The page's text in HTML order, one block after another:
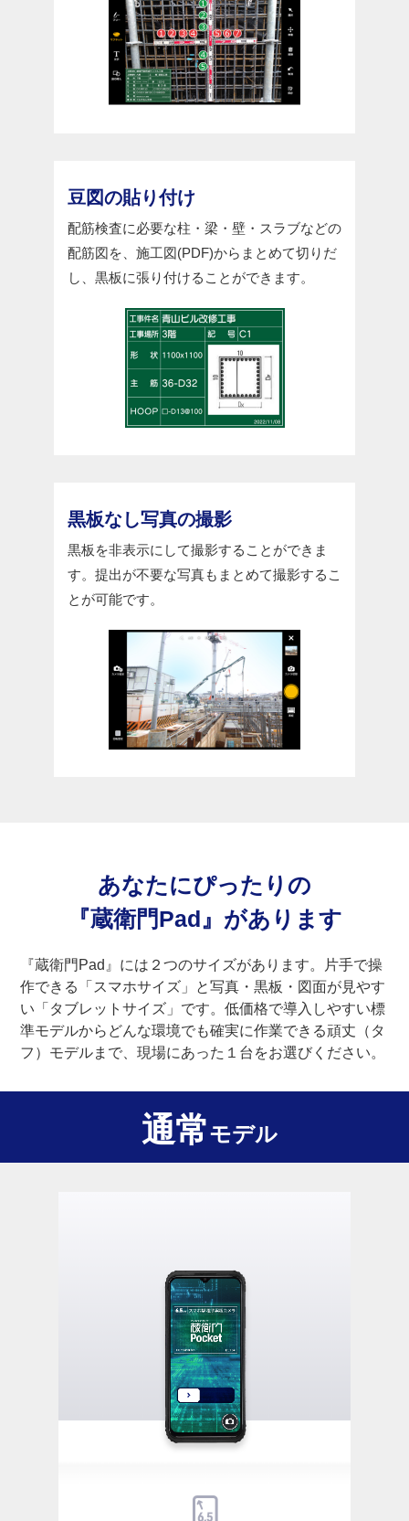
豆図の貼り付け
配筋検査に必要な柱・梁・壁・スラブなどの
配筋図を、施工図(PDF)からまとめて切りだ
し、黒板に張り付けることができます。
黒板なし写真の撮影
黒板を非表示にして撮影することができま
す。提出が不要な写真もまとめて撮影するこ
とが可能です。
あなたにぴったりの
『蔵衛門Pad』 があります
『蔵衛門Pad』には２つのサイズがあります。片手で操
作できる「スマホサイズ」と写真・黒板・図面が見やす
い「タブレットサイズ」です。低価格で導入しやすい標
準モデルからどんな環境でも確実に作業できる頑丈（タ
フ）モデルまで、現場にあった１台をお選びください。
通常モデル